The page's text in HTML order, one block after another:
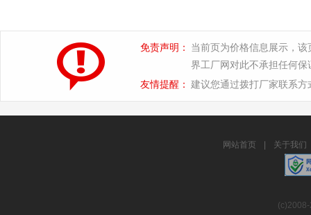
免责声明：
当前页为价格信息展示，
界工厂网对此不承担任何保
友情提醒： 建议您通过拨打厂家联系
网站首页 关于我们